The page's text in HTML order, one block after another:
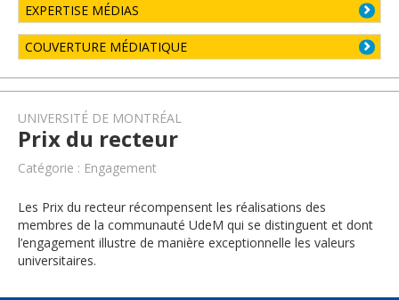
EXPERTISE MÉDIAS
COUVERTURE MÉDIATIQUE
UNIVERSITÉ DE MONTRÉAL
Prix du recteur
Catégorie : Engagement
Les Prix du recteur récompensent les réalisations des
membres de la communauté UdeM qui se distinguent et dont
l’engagement illustre de manière exceptionnelle les valeurs
universitaires.